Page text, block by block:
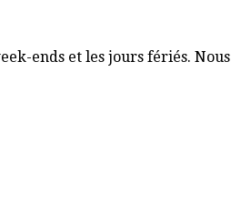
ends et les jours fériés. Nous